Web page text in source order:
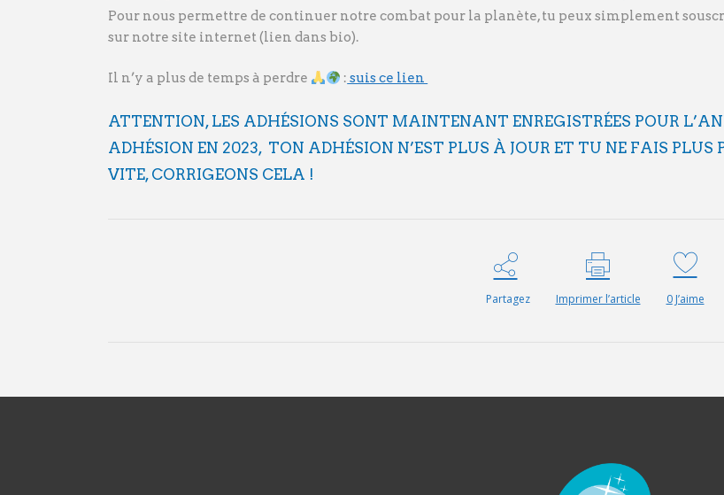
Pour nous permettre de continuer notre combat pour la planète, tu peux simplement
sur notre site internet (lien dans bio).
Il n’y a plus de temps à perdre : suis ce lien
ATTENTION, LES ADHÉSIONS SONT MAINTENANT ENREGISTRÉES POUR
ADHÉSION EN 2023, TON ADHÉSION N’EST PLUS À JOUR ET TU NE FAIS PLUS
VITE, CORRIGEONS CELA !
Partagez Imprimer l’article 0J’aime